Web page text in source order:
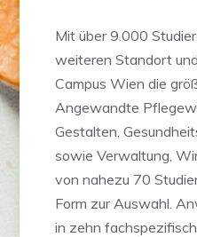
Mit über 9.000
weiteren Standort
Campus Wien die
Angewandte
Gestalten,
sowie Verwaltung,
von nahezu 70
Form zur Auswahl.
in zehn